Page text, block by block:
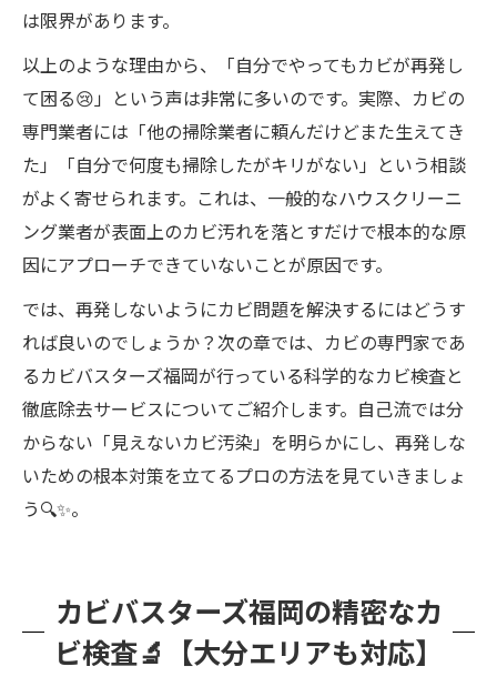
は限界があります。
以上のような理由から、「自分でやってもカビが再発し
て困る😢」という声は非常に多いのです。実際、カビの
専門業者には「他の掃除業者に頼んだけどまた生えてき
た」「自分で何度も掃除したがキリがない」という相談
がよく寄せられます。これは、一般的なハウスクリーニ
ング業者が表面上のカビ汚れを落とすだけで根本的な原
因にアプローチできていないことが原因です。
では、再発しないようにカビ問題を解決するにはどうす
れば良いのでしょうか？次の章では、カビの専門家であ
るカビバスターズ福岡が行っている科学的なカビ検査と
徹底除去サービスについてご紹介します。自己流では分
からない「見えないカビ汚染」を明らかにし、再発しな
いための根本対策を立てるプロの方法を見ていきましょ
う🔍✨。
カビバスターズ福岡の精密なカ
ビ検査🔬【大分エリアも対応】